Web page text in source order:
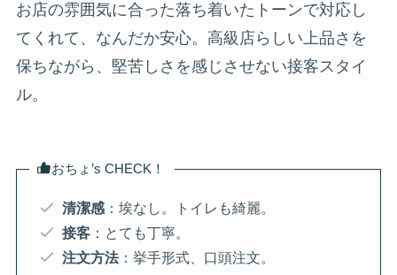
お店の雰囲気に合った落ち着いたトーンで対応し
てくれて、なんだか安心。高級店らしい上品さを
保ちながら、堅苦しさを感じさせない接客スタイ
ル。
おちょ’s CHECK！
清潔感：埃なし。トイレも綺麗。
接客：とても丁寧。
注文方法：挙手形式、口頭注文。